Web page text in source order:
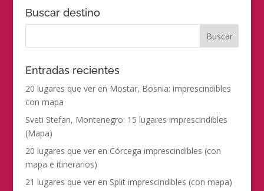
Buscar destino
Entradas recientes
20 lugares que ver en Mostar, Bosnia: imprescindibles
con mapa
Sveti Stefan, Montenegro: 15 lugares imprescindibles
(Mapa)
20 lugares que ver en Córcega imprescindibles (con
mapa e itinerarios)
21 lugares que ver en Split imprescindibles (con mapa)